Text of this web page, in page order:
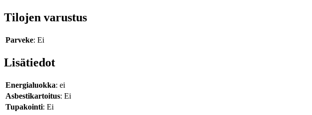
Tilojen varustus
Parveke: Ei
Lisätiedot
Energialuokka: ei
Asbestikartoitus: Ei
Tupakointi: Ei